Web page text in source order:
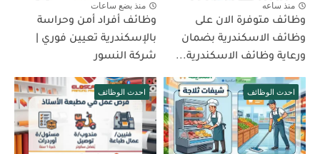
منذ ساعه
وظائف متوفرة الان على
وظائف الاسكندرية بضمان
ورعاية وظائف الاسكندرية...
منذ بضع ساعات
وظائف أفراد أمن وحراسة
بالإسكندرية تعيين فوري |
شركة النسور
احدث الوظائف احدث الوظائف